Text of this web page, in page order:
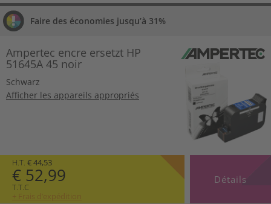
Faire des économies jusqu’à 31%
Ampertec encre ersetzt HP
51645A 45 noir
Schwarz
Afficher les appareils appropriés
H.T. € 44,53
€ 52,99
T.T.C
+ Frais d’expédition
Détails